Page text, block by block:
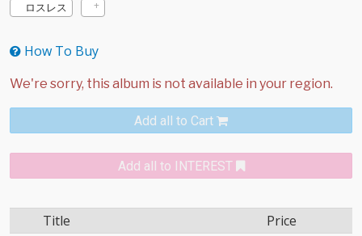
ロスレス
How To Buy
Add all to Cart
Add all to INTEREST
Title Price